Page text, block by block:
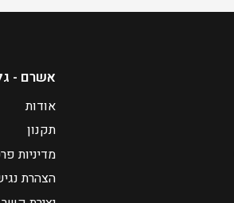
אשרם -
אודות
תקנון
מדיניות
הצהרת